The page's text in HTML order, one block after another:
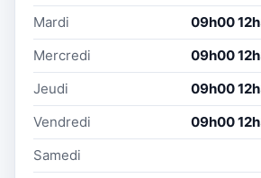
Mardi
09h00
Mercredi
09h00
Jeudi
09h00
Vendredi
09h00
Samedi